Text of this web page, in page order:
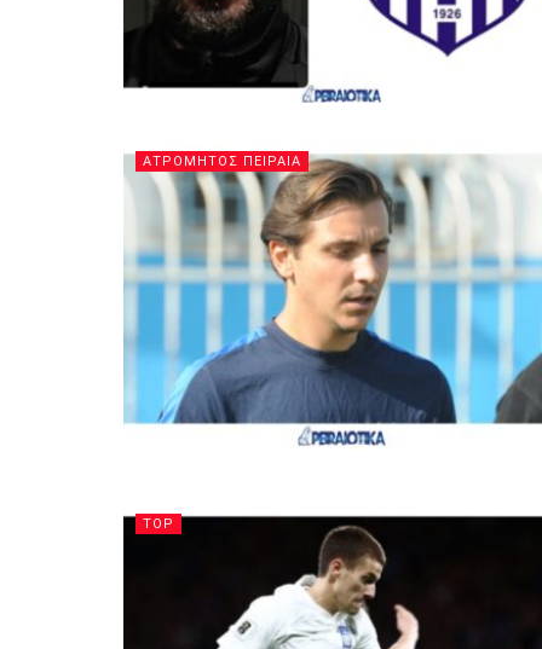
ΑΤΡΟΜΗΤΟΣ ΠΕΙΡΑΙΑ
TOP